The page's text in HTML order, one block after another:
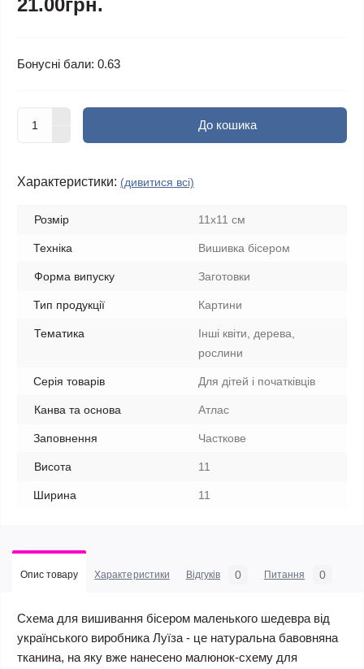
21.00грн.
Бонусні бали: 0.63
До кошика
Характеристики: (дивитися всі)
Розмір 11x11 см
Техніка Вишивка бісером
Форма випуску Заготовки
Тип продукції Картини
Тематика
Інші квіти, дерева,
рослини
Серія товарів Для дітей і початківців
Канва та основа Атлас
Заповнення Часткове
Висота 11
Ширина 11
Опис товару Характеристики Відгуків 0 Питання 0
Схема для вишивання бісером маленького шедевра від
українського виробника Луїза - це натуральна бавовняна
тканина, на яку вже нанесено малюнок-схему для